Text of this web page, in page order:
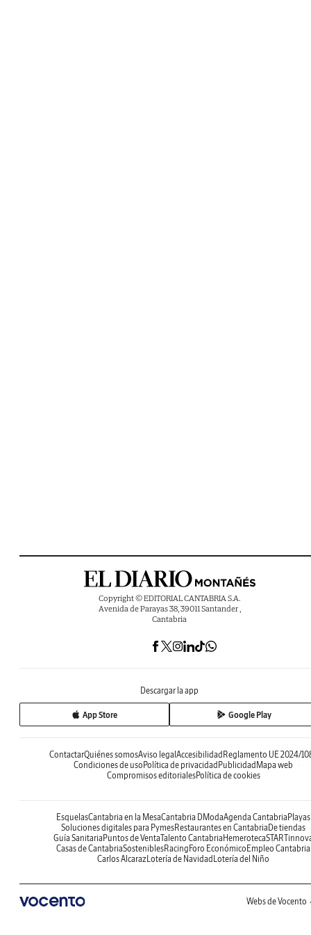
Copyright © EDITORIAL CANTABRIA S.A.
Avenida de Parayas 38, 39011 Santander ,
Cantabria
Descargar la app
App Store Google Play
ContactarQuiénes somosAviso legal Accesibilidad Reglamento UE 2024/
Condiciones de uso Política de privacidad Publicidad Mapa web
Compromisos editorialesPolítica de cookies
EsquelasCantabria en la MesaCantabria DModaAgenda Cantabria Playas
Soluciones digitales para PymesRestaurantes en Cantabria De tiendas
Guía Sanitaria Puntos de VentaTalento Cantabria Hemeroteca
Casas de CantabriaSosteniblesRacing Foro Económico Empleo Cantabria
Carlos AlcarazLotería de Navidad Lotería del Niño
Webs de Vocento